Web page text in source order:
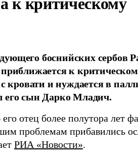
боснийских сербов
к
кровати и нуждается в
его сын Дарко Младич.
отец более полутора лет
проблемам прибавились
РИА «Новости».